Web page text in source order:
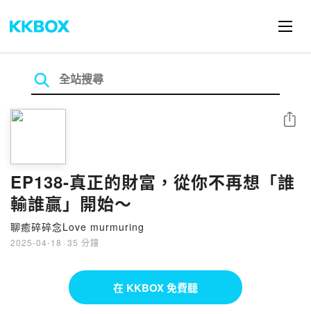
EP138-真正的財富，從你不再想「誰
輸誰贏」開始～
聊癒碎碎念Love murmuring
2025-04-18 · 35 分鐘
分享
在 KKBOX 免費聽